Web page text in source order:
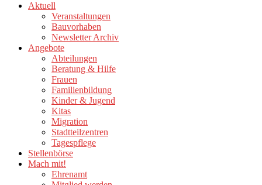
Aktuell
Veranstaltungen
Bauvorhaben
Newsletter Archiv
Angebote
Abteilungen
Beratung & Hilfe
Frauen
Familienbildung
Kinder & Jugend
Kitas
Migration
Stadtteilzentren
Tagespflege
Stellenbörse
Mach mit!
Ehrenamt